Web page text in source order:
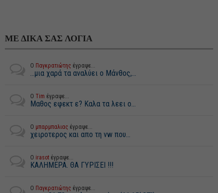
ΜΕ ΔΙΚΑ ΣΑΣ ΛΟΓΙΑ
Ο Παγκρατιώτης έγραψε...
...μια χαρά τα αναλύει ο Μάνθος,...
Ο Tim έγραψε...
Μαθος εφεκτ ε? Καλα τα λεει ο...
Ο μπαρμπαλιας έγραψε...
χειροτερος και απο τη vw που...
Ο irasot έγραψε...
ΚΑΛΗΜΕΡΑ. ΘΑ ΓΥΡΙΣΕΙ !!!
Ο Παγκρατιώτης έγραψε...